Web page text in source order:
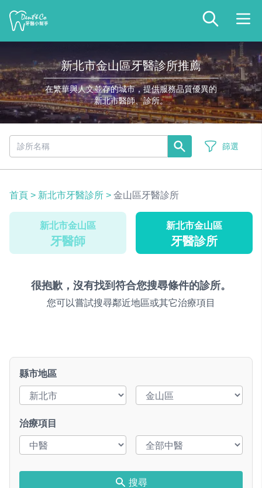
新北市金山區牙醫診所推薦
在繁華與人文並存的城市，提供服務品質優異的
新北市醫師、診所。
篩選
首頁 > 新北市牙醫診所 > 金山區牙醫診所
新北市金山區
牙醫師
新北市金山區
牙醫診所
很抱歉，沒有找到符合您搜尋條件的診所。
您可以嘗試搜尋鄰近地區或其它治療項目
縣市地區
治療項目
搜尋